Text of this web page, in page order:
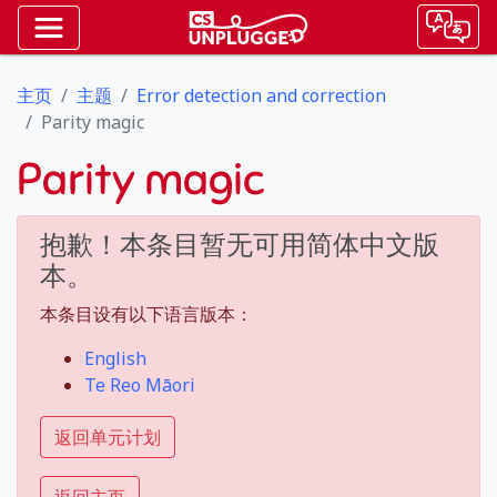
主页 主题
Error detection and correction
Parity magic
Parity magic
抱歉！本条目暂无可用简体中文版
本。
本条目设有以下语言版本：
English
Te Reo Māori
返回单元计划